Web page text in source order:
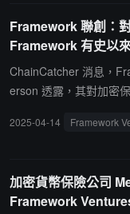
Framework 聯創：
Framework 有史以
ChainCatcher 消息，
erson 透露，其對加密
le 是一家比特幣人壽保
保險公司，與其離岸公
4000 萬美元融資將用
2025-04-14 Framework
加密貨幣保險公司
Framework